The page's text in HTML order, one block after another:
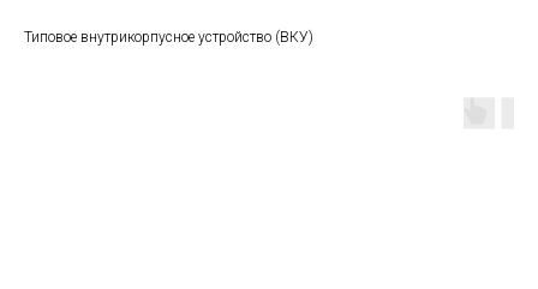
Типовое внутрикорпусное устройство (ВКУ)